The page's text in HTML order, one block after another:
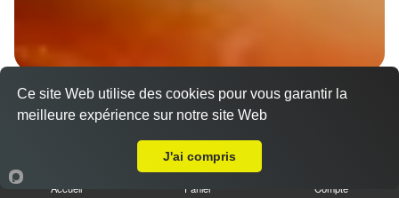
Wraps Chicken
8.50 €
Accueil Panier Compte
Ce site Web utilise des cookies pour vous garantir la
meilleure expérience sur notre site Web
J'ai compris